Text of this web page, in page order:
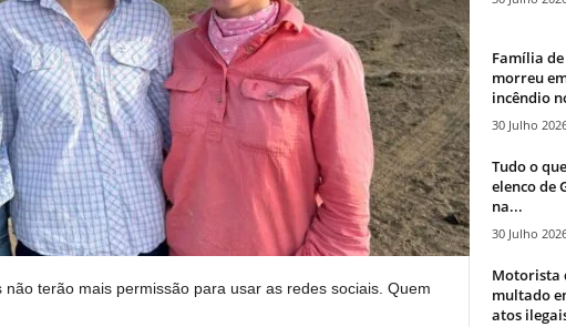
terão mais permissão para usar as redes sociais. Quem
Família
morreu
incêndio
30 Julho
Tudo o
elenco de
na...
30 Julho
Motorista
multado
atos